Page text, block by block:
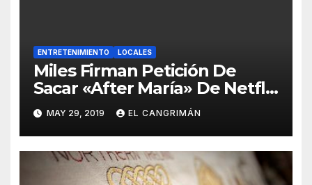
ENTRETENIMIENTO LOCALES
Miles Firman Petición De
Sacar «After María» De Netflix
Porque El Documental No
Trata Sobre Lo Que Ellos
Quieren Que Trate
MAY 29, 2019 EL CANGRIMÁN